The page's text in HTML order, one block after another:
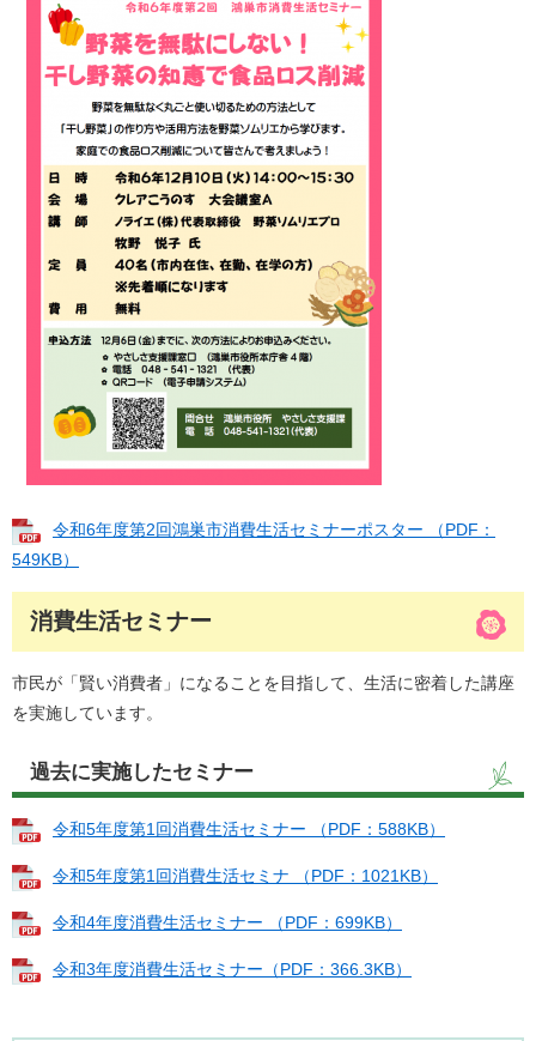
令和6年度第2回鴻巣市消費生活セミナーポスター （PDF：
549KB）
消費生活セミナー
市民が「賢い消費者」になることを目指して、生活に密着した講座
を実施しています。
過去に実施したセミナー
令和5年度第1回消費生活セミナー （PDF：588KB）
令和5年度第1回消費生活セミナ （PDF：1021KB）
令和4年度消費生活セミナー （PDF：699KB）
令和3年度消費生活セミナー（PDF：366.3KB）